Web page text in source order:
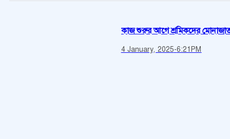
কাজ শুরুর আগে শ্রমিকদের
4 January, 2025-6:21PM